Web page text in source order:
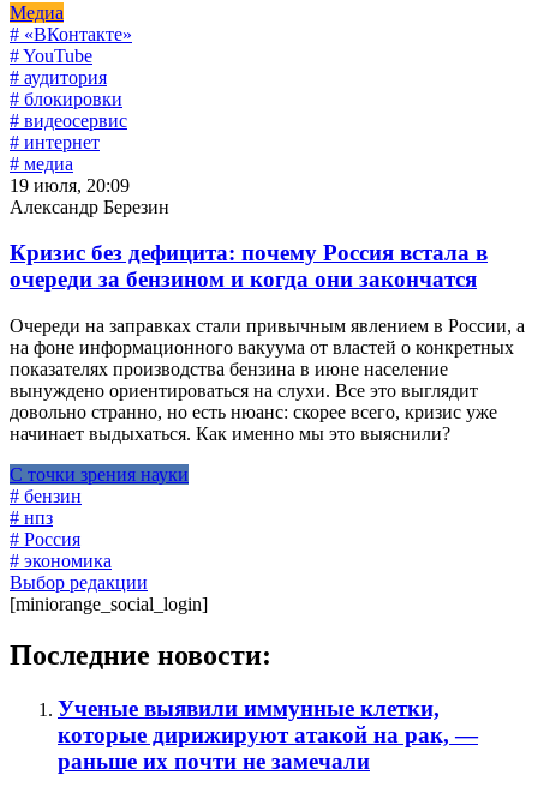
Медиа
# «ВКонтакте»
# YouTube
# аудитория
# блокировки
# видеосервис
# интернет
# медиа
19 июля, 20:09
Александр Березин
Кризис без дефицита: почему Россия встала в
очереди за бензином и когда они закончатся
Очереди на заправках стали привычным явлением в России, а
на фоне информационного вакуума от властей о конкретных
показателях производства бензина в июне население
вынуждено ориентироваться на слухи. Все это выглядит
довольно странно, но есть нюанс: скорее всего, кризис уже
начинает выдыхаться. Как именно мы это выяснили?
С точки зрения науки
# бензин
# нпз
# Россия
# экономика
Выбор редакции
[miniorange_social_login]
Последние новости:
Ученые выявили иммунные клетки,
которые дирижируют атакой на рак, —
раньше их почти не замечали